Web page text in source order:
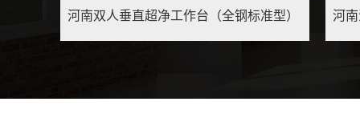
河南双人垂直超净工作台（全钢标准型） 河